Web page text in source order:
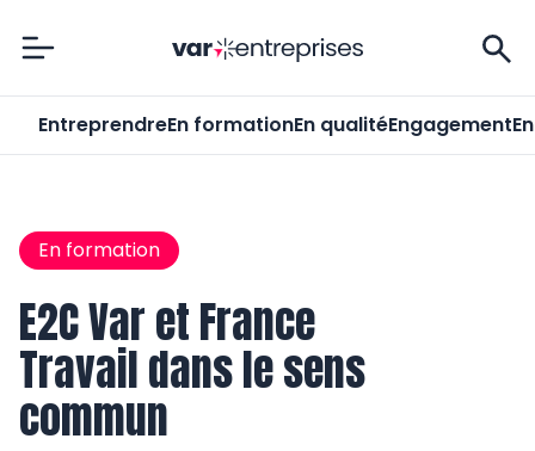
Var-Entreprises
EntreprendreEn formationEn qualitéEngagement
En formation
E2C Var et France
Travail dans le sens
commun